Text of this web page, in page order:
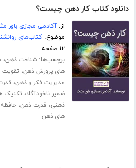
دانلود کتاب کار ذهن چیست؟
از:آکادمی مجازی باور
موضوع:کتاب‌های
۱۲ صفحه
برچسب‌ها:شناخت ذهن،
های پرورش ذهن،
مدیریت فکر و ذهن،
ضمیر ناخودآگاه، تکنیک
ذهنی، قدرت ذهن،
های ذهن